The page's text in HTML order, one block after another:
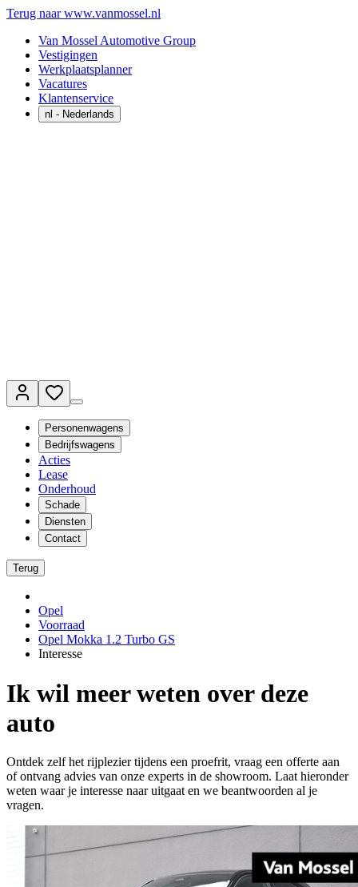
Terug naar www.vanmossel.nl
Van Mossel Automotive Group
Vestigingen
Werkplaatsplanner
Vacatures
Klantenservice
nl - Nederlands
Personenwagens
Bedrijfswagens
Acties
Lease
Onderhoud
Schade
Diensten
Contact
Terug
Opel
Voorraad
Opel Mokka 1.2 Turbo GS
Interesse
Ik wil meer weten over deze
auto
Ontdek zelf het rijplezier tijdens een proefrit, vraag een offerte aan
of ontvang advies van onze experts in de showroom. Laat hieronder
weten waar je interesse naar uitgaat en we beantwoorden al je
vragen.